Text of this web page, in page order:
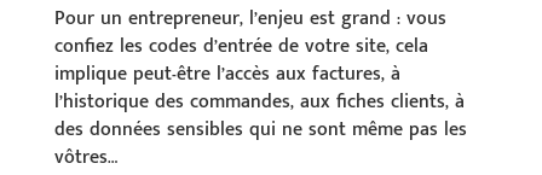
Pour un entrepreneur, l’enjeu est grand : vous
confiez les codes d’entrée de votre site, cela
implique peut-être l’accès aux factures, à
l’historique des commandes, aux fiches clients, à
des données sensibles qui ne sont même pas les
vôtres…